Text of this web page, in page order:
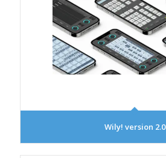
Wily! version 2.0